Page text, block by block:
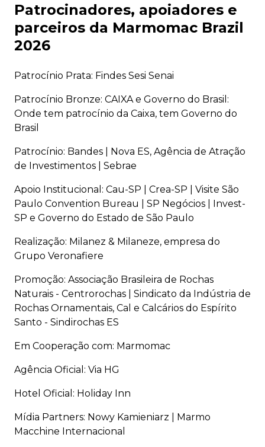
Patrocinadores, apoiadores e
parceiros da Marmomac Brazil
2026
Patrocínio Prata: Findes Sesi Senai
Patrocínio Bronze: CAIXA e Governo do Brasil:
Onde tem patrocínio da Caixa, tem Governo do
Brasil
Patrocínio: Bandes | Nova ES, Agência de Atração
de Investimentos | Sebrae
Apoio Institucional: Cau-SP | Crea-SP | Visite São
Paulo Convention Bureau | SP Negócios | Invest-
SP e Governo do Estado de São Paulo
Realização: Milanez & Milaneze, empresa do
Grupo Veronafiere
Promoção: Associação Brasileira de Rochas
Naturais - Centrorochas | Sindicato da Indústria de
Rochas Ornamentais, Cal e Calcários do Espírito
Santo - Sindirochas ES
Em Cooperação com: Marmomac
Agência Oficial: Via HG
Hotel Oficial: Holiday Inn
Mídia Partners: Nowy Kamieniarz | Marmo
Macchine Internacional